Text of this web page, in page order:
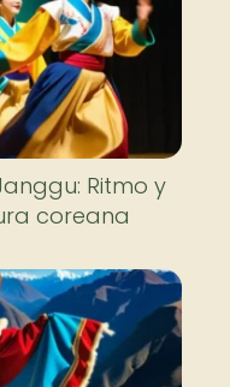
Ritmo y
coreana